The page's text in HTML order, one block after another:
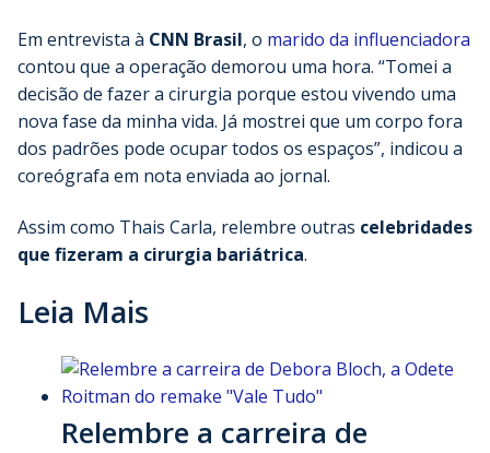
Em entrevista à CNN Brasil, o marido da influenciadora
contou que a operação demorou uma hora. “Tomei a
decisão de fazer a cirurgia porque estou vivendo uma
nova fase da minha vida. Já mostrei que um corpo fora
dos padrões pode ocupar todos os espaços”, indicou a
coreógrafa em nota enviada ao jornal.
Assim como Thais Carla, relembre outras celebridades
que fizeram a cirurgia bariátrica.
Leia Mais
Relembre a carreira de